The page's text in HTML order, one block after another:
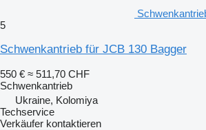
5
Schwenkantrieb für JCB 130 Bagger
550 € ≈ 511,70 CHF
Schwenkantrieb
Ukraine, Kolomiya
Techservice
Verkäufer kontaktieren